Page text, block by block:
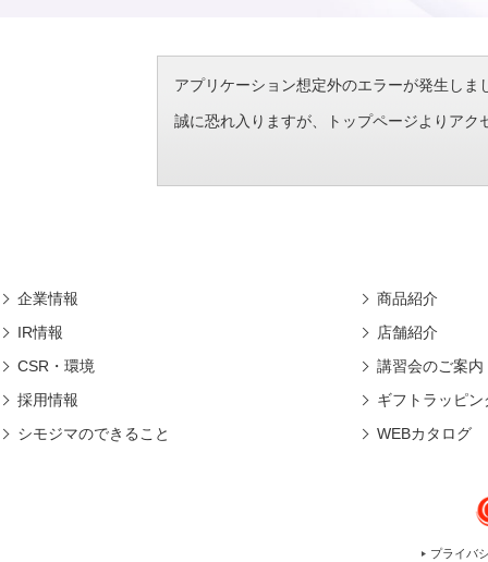
アプリケーション想定外のエラーが発生し
誠に恐れ入りますが、トップページよりアク
企業情報
IR情報
CSR・環境
採用情報
シモジマのできること
商品紹介
店舗紹介
講習会のご案内
ギフトラッピン
WEBカタログ
プライバ